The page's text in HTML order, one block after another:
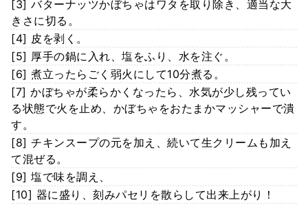
[3] バターナッツかぼちゃはワタを取り除き、適当な大
きさに切る。
[4] 皮を剥く。
[5] 厚手の鍋に入れ、塩をふり、水を注ぐ。
[6] 煮立ったらごく弱火にして10分煮る。
[7] かぼちゃが柔らかくなったら、水気が少し残ってい
る状態で火を止め、かぼちゃをおたまかマッシャーで潰
す。
[8] チキンスープの元を加え、続いて生クリームも加え
て混ぜる。
[9] 塩で味を調え、
[10] 器に盛り、刻みパセリを散らして出来上がり！